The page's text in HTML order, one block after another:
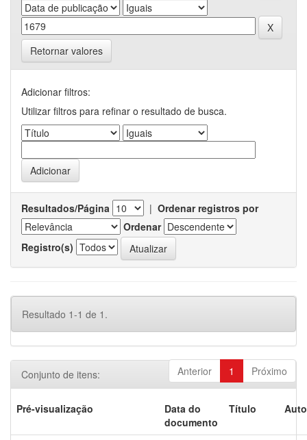
Retornar valores
Adicionar filtros:
Utilizar filtros para refinar o resultado de busca.
Resultados/Página | Ordenar registros por
Ordenar
Registro(s)
Resultado 1-1 de 1.
Anterior 1 Próximo
Conjunto de itens:
Pré-visualização
Data do
documento
Título